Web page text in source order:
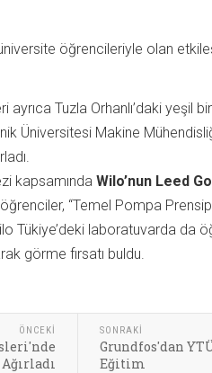
öğrencileriyle olan
ayrıca Tuzla Orhanlı’daki yeşil
Üniversitesi Makine
kapsamında Wilo’nun Leed
“Temel Pompa
Tükiye’deki laboratuvarda da
görme fırsatı buldu.
ÖNCEKI
Ağırladı
SONRAKI
Grundfos'dan
Eğitim